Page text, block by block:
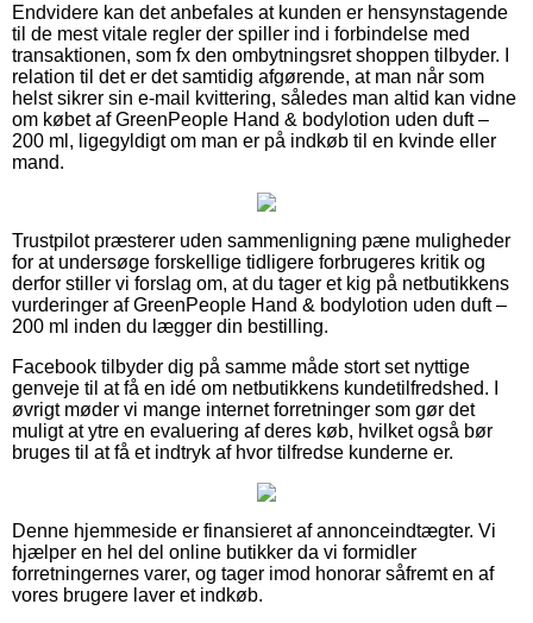
Endvidere kan det anbefales at kunden er hensynstagende
til de mest vitale regler der spiller ind i forbindelse med
transaktionen, som fx den ombytningsret shoppen tilbyder. I
relation til det er det samtidig afgørende, at man når som
helst sikrer sin e-mail kvittering, således man altid kan vidne
om købet af GreenPeople Hand & bodylotion uden duft –
200 ml, ligegyldigt om man er på indkøb til en kvinde eller
mand.
Trustpilot præsterer uden sammenligning pæne muligheder
for at undersøge forskellige tidligere forbrugeres kritik og
derfor stiller vi forslag om, at du tager et kig på netbutikkens
vurderinger af GreenPeople Hand & bodylotion uden duft –
200 ml inden du lægger din bestilling.
Facebook tilbyder dig på samme måde stort set nyttige
genveje til at få en idé om netbutikkens kundetilfredshed. I
øvrigt møder vi mange internet forretninger som gør det
muligt at ytre en evaluering af deres køb, hvilket også bør
bruges til at få et indtryk af hvor tilfredse kunderne er.
Denne hjemmeside er finansieret af annonceindtægter. Vi
hjælper en hel del online butikker da vi formidler
forretningernes varer, og tager imod honorar såfremt en af
vores brugere laver et indkøb.